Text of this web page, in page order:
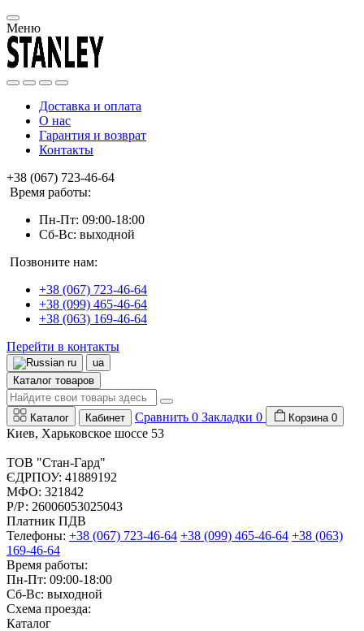
Меню
Доставка и оплата
О нас
Гарантия и возврат
Контакты
+38 (067) 723-46-64
Время работы:
Пн-Пт: 09:00-18:00
Сб-Вс: выходной
Позвоните нам:
+38 (067) 723-46-64
+38 (099) 465-46-64
+38 (063) 169-46-64
Перейти в контакты
ru
ua
Каталог товаров
Каталог Кабинет Сравнить 0 Закладки 0 Корзина 0
Киев, Харьковское шоссе 53
ТОВ "Стан-Гард"
ЄДРПОУ: 41889192
МФО: 321842
Р/Р: 26006053025043
Платник ПДВ
Телефоны: +38 (067) 723-46-64 +38 (099) 465-46-64 +38 (063)
169-46-64
Время работы:
Пн-Пт: 09:00-18:00
Сб-Вс: выходной
Схема проезда:
Каталог